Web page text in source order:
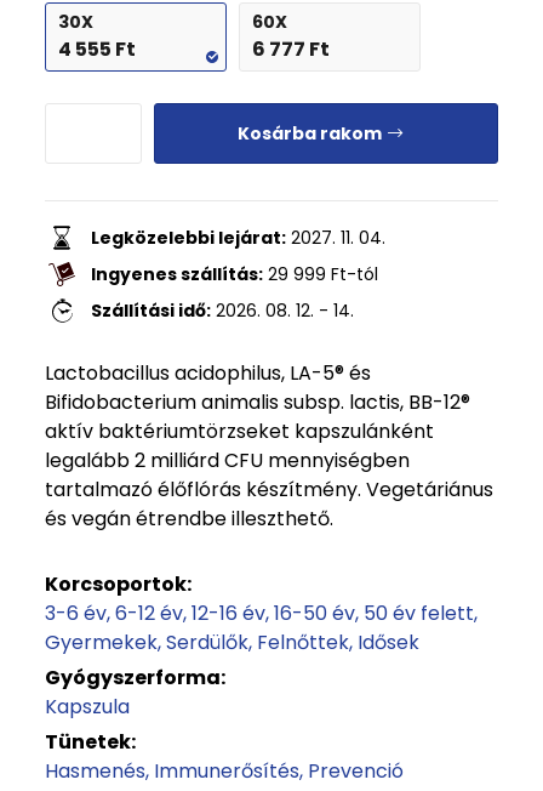
30X
4 555 Ft
60X
6 777 Ft
Kosárba rakom
Legközelebbi lejárat: 2027. 11. 04.
Ingyenes szállítás: 29 999 Ft-tól
Szállítási idő: 2026. 08. 12. - 14.
Lactobacillus acidophilus, LA-5® és
Bifidobacterium animalis subsp. lactis, BB-12®
aktív baktériumtörzseket kapszulánként
legalább 2 milliárd CFU mennyiségben
tartalmazó élőflórás készítmény. Vegetáriánus
és vegán étrendbe illeszthető.
Korcsoportok:
3-6 év 6-12 év 12-16 év 16-50 év 50 év felett
Gyermekek Serdülők Felnőttek Idősek
Gyógyszerforma:
Kapszula
Tünetek:
Hasmenés Immunerősítés Prevenció